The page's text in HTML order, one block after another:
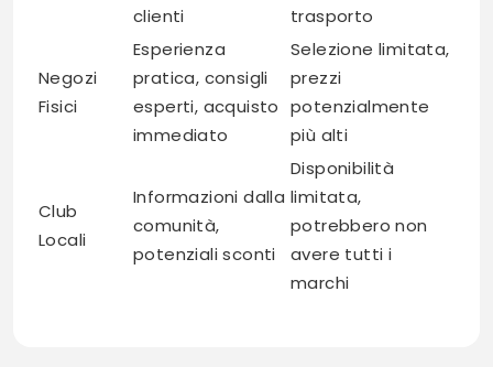
clienti
trasporto
Negozi
Fisici
Esperienza
pratica, consigli
esperti, acquisto
immediato
Selezione limitata,
prezzi
potenzialmente
più alti
Club
Locali
Informazioni dalla
comunità,
potenziali sconti
Disponibilità
limitata,
potrebbero non
avere tutti i
marchi